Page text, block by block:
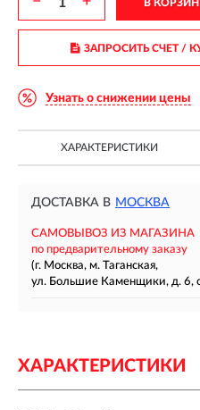
В
ЗАПРОСИТЬ СЧЕТ /
Узнать о снижении цены
ХАРАКТЕРИСТИКИ
ДОСТАВКА В МОСКВА
САМОВЫВОЗ ИЗ МАГАЗИНА
по предварительному заказу
(г. Москва, м. Таганская,
ул. Большие Каменщики, д. 6,
ХАРАКТЕРИСТИКИ